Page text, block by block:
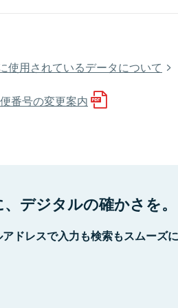
使用されているデータについて
番号の変更案内
デジタルの確かさを。
ドレスで入力も検索もスムーズ